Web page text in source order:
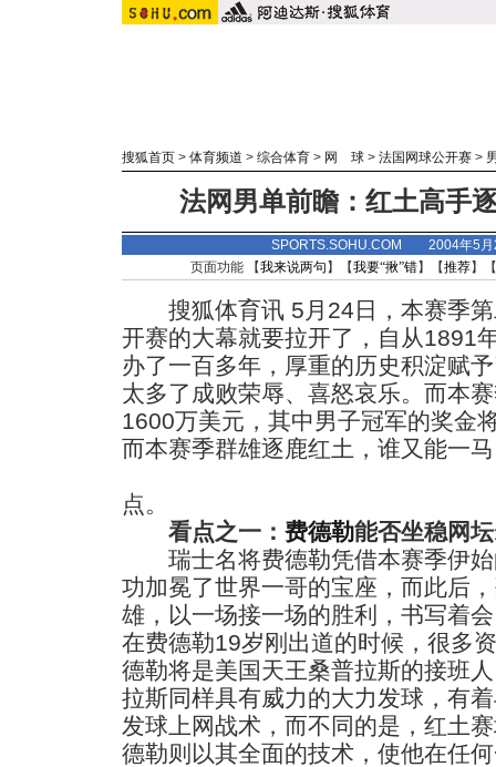
搜狐首页 > 体育频道 > 综合体育 > 网 球 > 法国网球公开赛 >
法网男单前瞻：红土高手
SPORTS.SOHU.COM 2004年5
页面功能 【我来说两句 】【我要“揪”错】【推荐】
搜狐体育讯 5月24日，本赛季第
开赛的大幕就要拉开了，自从1891
办了一百多年，厚重的历史积淀赋
太多了成败荣辱、喜怒哀乐。而本
1600万美元，其中男子冠军的奖金
而本赛季群雄逐鹿红土，谁又能一
点。
看点之一： 费德勒能否坐稳网
瑞士名将费德勒凭借本赛季伊始
功加冕了世界一哥的宝座，而此后
雄，以一场接一场的胜利，书写着
在费德勒19岁刚出道的时候，很多
德勒将是美国天王桑普拉斯的接班
拉斯同样具有威力的大力发球，有
发球上网战术，而不同的是，红土
德勒则以其全面的技术，使他在任